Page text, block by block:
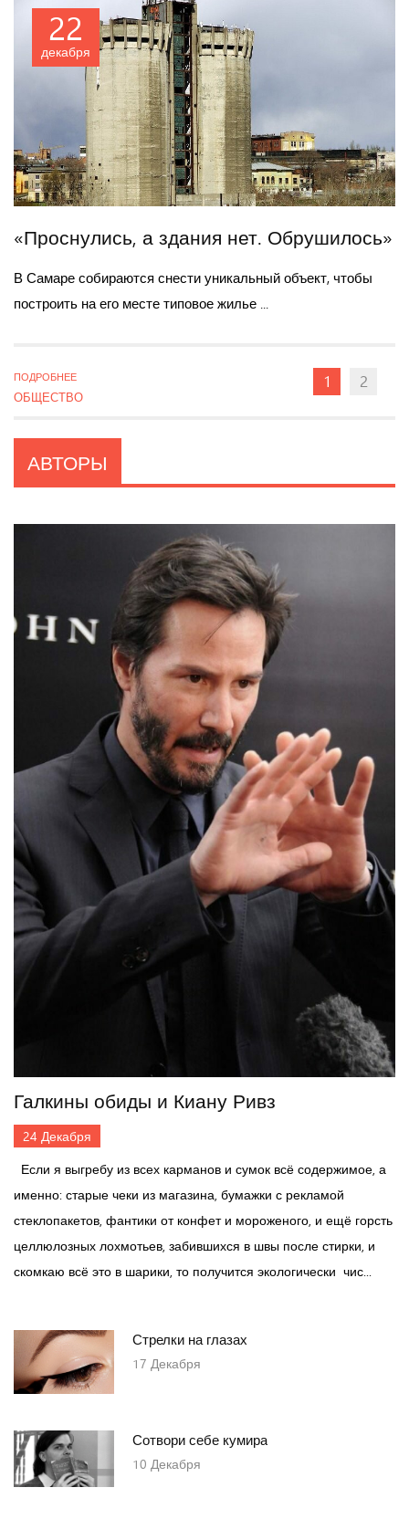
22
декабря
«Проснулись, а здания нет. Обрушилось»
В Самаре собираются снести уникальный объект, чтобы
построить на его месте типовое жилье ...
ПОДРОБНЕЕ
ОБЩЕСТВО
1 2
АВТОРЫ
Галкины обиды и Киану Ривз
24 Декабря
Если я выгребу из всех карманов и сумок всё содержимое, а
именно: старые чеки из магазина, бумажки с рекламой
стеклопакетов, фантики от конфет и мороженого, и ещё горсть
целлюлозных лохмотьев, забившихся в швы после стирки, и
скомкаю всё это в шарики, то получится экологически чис...
Стрелки на глазах
17 Декабря
Сотвори себе кумира
10 Декабря